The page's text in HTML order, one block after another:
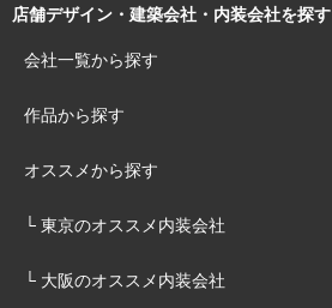
店舗デザイン・建築会社・内装会社を探す
会社一覧から探す
作品から探す
オススメから探す
└ 東京のオススメ内装会社
└ 大阪のオススメ内装会社